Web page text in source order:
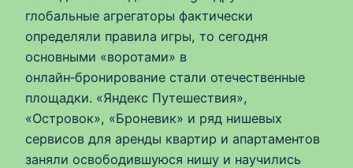
глобальные агрегаторы фактически
определяли правила игры, то сегодня
основными «воротами» в
онлайн‑бронирование стали отечественные
площадки. «Яндекс Путешествия»,
«Островок», «Броневик» и ряд нишевых
сервисов для аренды квартир и апартаментов
заняли освободившуюся нишу и научились